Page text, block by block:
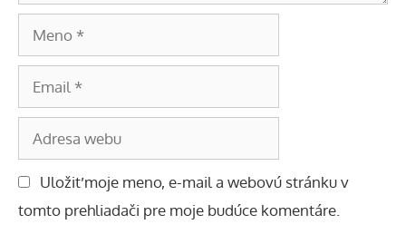
Meno
Email
Adresa
webu
Uložiť moje meno, e-mail a webovú stránku v
tomto prehliadači pre moje budúce komentáre.